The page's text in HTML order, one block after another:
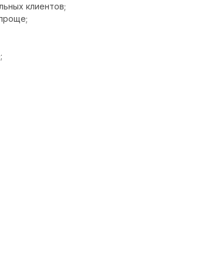
клиентов;